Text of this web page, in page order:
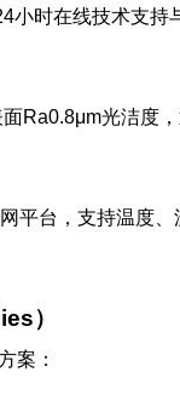
小时在线技术支持
Ra0.8μm光洁度
平台，支持温度
）
案：